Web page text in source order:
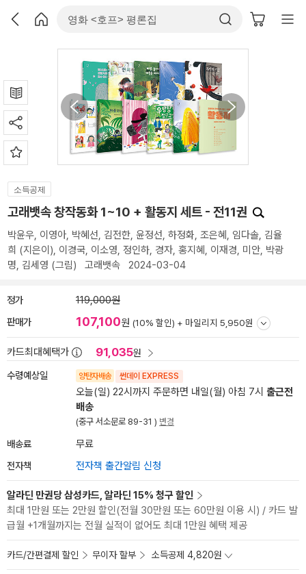
소득공제
고래뱃속 창작동화 1~10 + 활동지 세트 - 전11권
박윤우, 이영아, 박혜선, 김전한, 윤정선, 하정화, 조은혜 , 임다솔, 김율
희 (지은이), 이경국, 이소영, 정인하, 경자, 홍지혜 , 이재경, 미안, 박광
명, 김세영 (그림) 고래뱃속 2024-03-04
정가 119,000원
판매가 107,100원 (10% 할인) + 마일리지 5,950원
카드최대혜택가 91,035원
수령예상일 양탄자배송 썬데이 EXPRESS
오늘(일) 22시까지 주문하면 내일(월) 아침 7시 출근전
배송
(중구 서소문로 89-31 ) 변경
배송료 무료
전자책 전자책 출간알림 신청
알라딘 만권당 삼성카드, 알라딘 15% 청구 할인
최대 1만원 또는 2만원 할인(전월 30만원 또는 60만원 이용 시) / 카드 발
급월 +1개월까지는 전월 실적이 없어도 최대 1만원 혜택 제공
카드/간편결제 할인 무이자 할부 소득공제 4,820원